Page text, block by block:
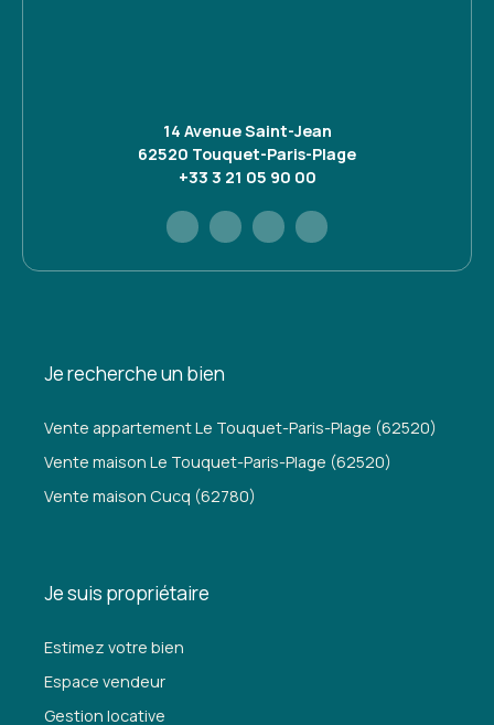
14 Avenue Saint-Jean
62520 Touquet-Paris-Plage
+33 3 21 05 90 00
Je recherche un bien
Vente appartement Le Touquet-Paris-Plage (62520)
Vente maison Le Touquet-Paris-Plage (62520)
Vente maison Cucq (62780)
Je suis propriétaire
Estimez votre bien
Espace vendeur
Gestion locative